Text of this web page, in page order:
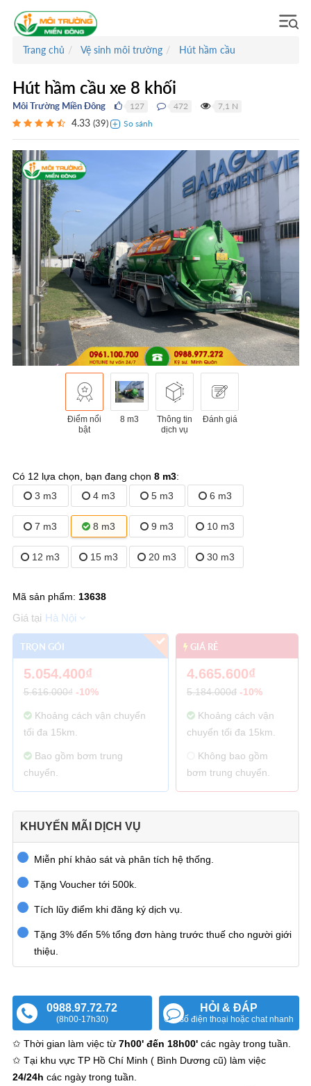
Trang chủ Vệ sinh môi trường Hút hầm cầu
Hút hầm cầu xe 8 khối
Môi Trường Miền Đông 127 472 7,1 N
4.33 (39)
Điểm nổi
bật
8 m3
Thông tin
dịch vụ
Đánh giá
Có 12 lựa chọn, bạn đang chọn 8 m3:
3 m3
4 m3 5 m3 6 m3
7 m3 8 m3 9 m3 10 m3
12 m3 15 m3 20 m3 30 m3
Mã sản phẩm: 13638
Hà Nội
TRỌN GÓI
5.054.400₫
5.616.000₫ -10%
Khoảng cách vận chuyển
tối đa 15km.
Bao gồm bơm trung
chuyển.
GIÁ RẺ
4.665.600₫
5.184.000đ -10%
Khoảng cách vận
chuyển tối đa 15km.
Không bao gồm
bơm trung chuyển.
KHUYẾN MÃI DỊCH VỤ
Miễn phí khảo sát và phân tích hệ thống.
Tặng Voucher tới 500k.
Tích lũy điểm khi đăng ký dịch vụ.
Tặng 3% đến 5% tổng đơn hàng trước thuế cho người giới
thiệu.
0988.97.72.72
(8h00-17h30)
HỎI & ĐÁP
Gửi số điện thoại hoặc chat nhanh
✩ Thời gian làm việc từ 7h00' đến 18h00'các ngày trong tuần.
✩ Tại khu vực TP Hồ Chí Minh ( Bình Dương cũ) làm việc
24/24h các ngày trong tuần.